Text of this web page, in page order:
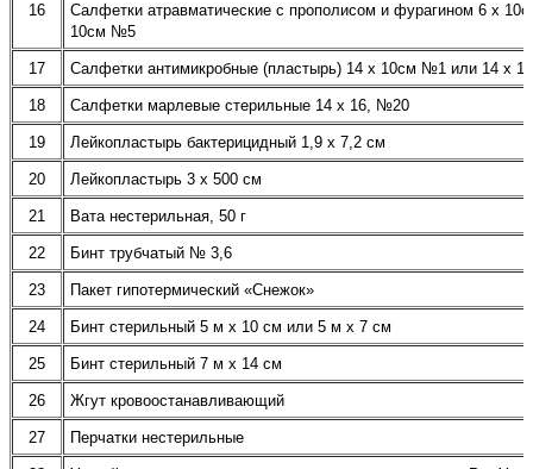
16
Салфетки атравматические с прополисом и фурагином 6 х
10см №5
17 Салфетки антимикробные (пластырь) 14 х 10см №1 или 14 х
18 Салфетки марлевые стерильные 14 х 16, №20
19 Лейкопластырь бактерицидный 1,9 х 7,2 см
20 Лейкопластырь 3 х 500 см
21 Вата нестерильная, 50 г
22 Бинт трубчатый № 3,6
23 Пакет гипотермический «Снежок»
24 Бинт стерильный 5 м х 10 см или 5 м х 7 см
25 Бинт стерильный 7 м х 14 см
26 Жгут кровоостанавливающий
27 Перчатки нестерильные